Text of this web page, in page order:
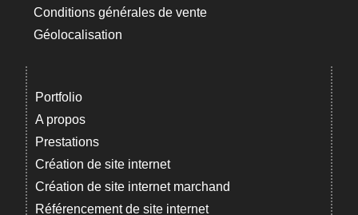
Conditions générales de vente
Géolocalisation
Portfolio
A propos
Prestations
Création de site internet
Création de site internet marchand
Référencement de site internet